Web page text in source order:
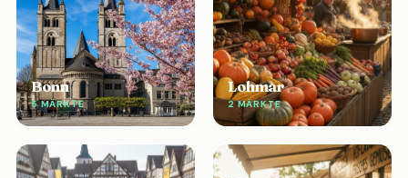
Bonn
5 MÄRKTE
Lohmar
2 MÄRKTE